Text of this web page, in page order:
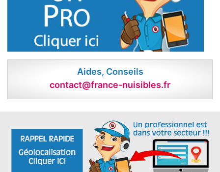
Aides, Conseils
contact@france-nuisibles.fr